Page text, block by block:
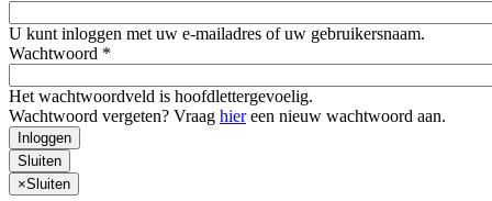
U kunt inloggen met uw e-mailadres of uw gebruikersnaam.
Wachtwoord *
Het wachtwoordveld is hoofdlettergevoelig.
Wachtwoord vergeten? Vraag hiereen nieuw wachtwoord aan.
Inloggen
Sluiten
×Sluiten